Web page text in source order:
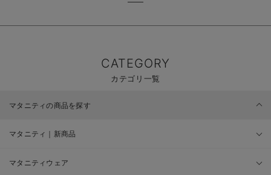
CATEGORY
カテゴリ一覧
マタニティの商品を探す
マタニティ｜新商品
マタニティウェア